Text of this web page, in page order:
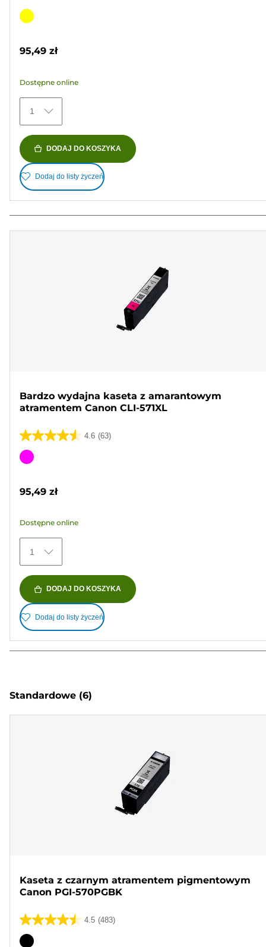
na
60
Wkład
95,49 zł
Dostępne online
1
DODAJ DO KOSZYKA
Dodaj do listy życzeń
Bardzo wydajna kaseta z amarantowym
atramentem Canon CLI-571XL
4.6 (63)
4.6
na
63
Wkład
95,49 zł
Dostępne online
1
DODAJ DO KOSZYKA
Dodaj do listy życzeń
Standardowe (6)
Kaseta z czarnym atramentem pigmentowym
Canon PGI-570PGBK
4.5 (483)
4.5
na
Wkład